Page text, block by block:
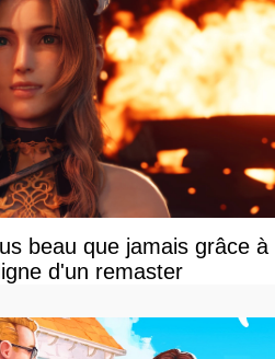
beau que jamais grâce à
d'un remaster